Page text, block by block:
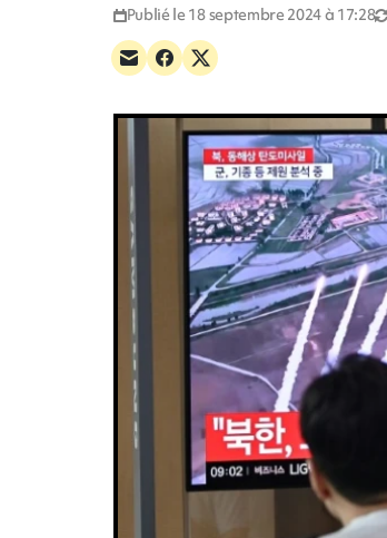
Publié le 18 septembre 2024 à 17:28